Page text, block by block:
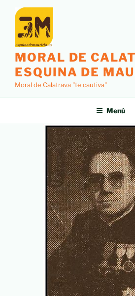
MORAL DE
ESQUINA DE
Moral de Calatrava "te cautiva"
Menú